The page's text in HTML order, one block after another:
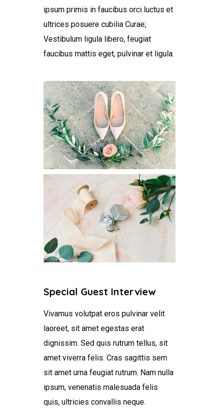
ipsum primis in faucibus orci luctus et
ultrices posuere cubilia Curae;
Vestibulum ligula libero, feugiat
faucibus mattis eget, pulvinar et ligula.
Special Guest Interview
Vivamus volutpat eros pulvinar velit
laoreet, sit amet egestas erat
dignissim. Sed quis rutrum tellus, sit
amet viverra felis. Cras sagittis sem
sit amet urna feugiat rutrum. Nam nulla
ipsum, venenatis malesuada felis
quis, ultricies convallis neque.